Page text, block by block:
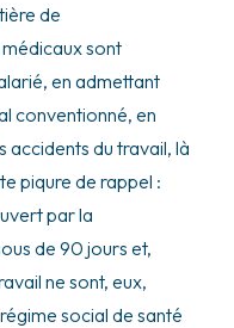
de
sont
en admettant
conventionné, en
accidents du travail, là
piqure de rappel :
par la
de 90 jours et,
ne sont, eux,
social de santé